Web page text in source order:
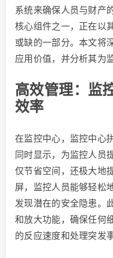
系统来确保人员与财产
核心组件之一，正在以
或缺的一部分。本文将
应用价值，并分析其为
高效管理：监
效率
在监控中心，监控中心
同时显示，为监控人员
仅节省空间，还极大地
屏，监控人员能够轻松
发现潜在的安全隐患。
和放大功能，确保任何
的反应速度和处理突发